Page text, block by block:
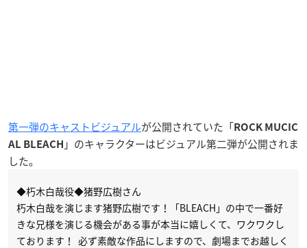
第一弾のキャストビジュアルが公開されていた「ROCK MUCIC
AL BLEACH 」のキャラクターはビジュアル第二弾が公開されま
した。
◆朽木白哉役◆猪野広樹さん
朽木白哉を演じます猪野広樹です！「BLEACH」の中で一番好
きな兄様を演じる機会がある事が本当に嬉しくて、ワクワクし
ております！ 必ず素敵な作品にしますので、劇場までお越しく